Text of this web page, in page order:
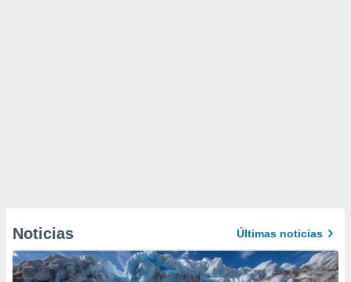
Noticias Últimas noticias